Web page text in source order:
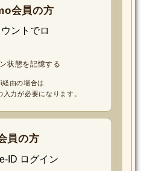
会員の方
状態を記憶する
由の場合は
入力が必要になります。
員の方